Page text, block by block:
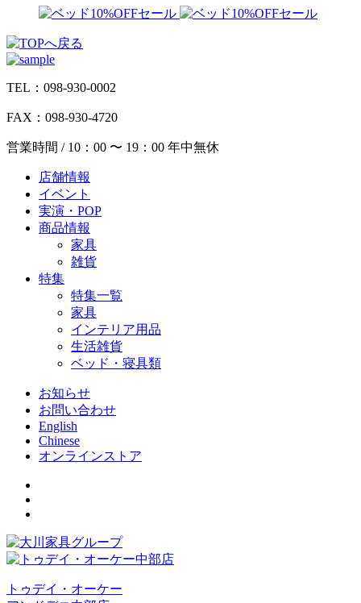
TEL：098-930-0002
FAX：098-930-4720
営業時間 / 10：00 〜 19：00 年中無休
店舗情報
イベント
実演・POP
商品情報
家具
雑貨
特集
特集一覧
家具
インテリア用品
生活雑貨
ベッド・寝具類
お知らせ
お問い合わせ
English
Chinese
オンラインストア
トゥデイ・オーケー